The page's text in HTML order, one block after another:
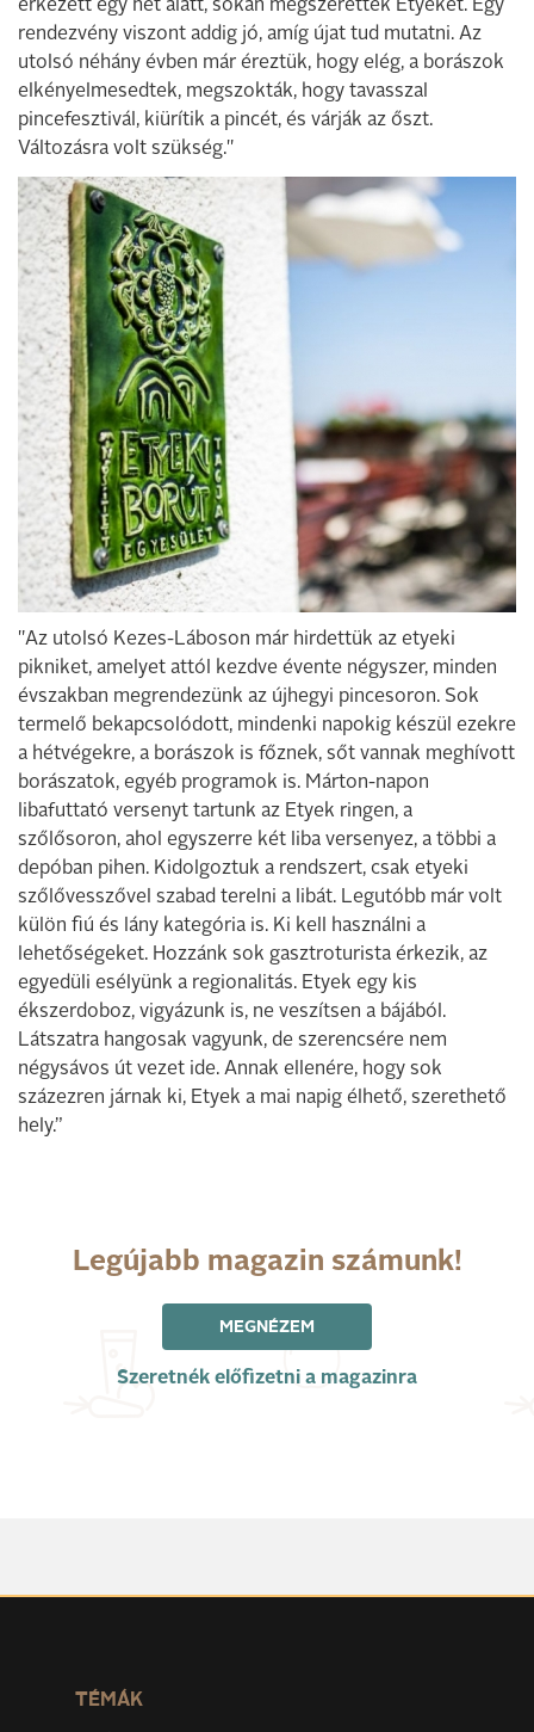
érkezett egy hét alatt, sokan megszerették Etyeket. Egy
rendezvény viszont addig jó, amíg újat tud mutatni. Az
utolsó néhány évben már éreztük, hogy elég, a borászok
elkényelmesedtek, megszokták, hogy tavasszal
pincefesztivál, kiürítik a pincét, és várják az őszt.
Változásra volt szükség."
"Az utolsó Kezes-Láboson már hirdettük az etyeki
pikniket, amelyet attól kezdve évente négyszer, minden
évszakban megrendezünk az újhegyi pincesoron. Sok
termelő bekapcsolódott, mindenki napokig készül ezekre
a hétvégekre, a borászok is főznek, sőt vannak meghívott
borászatok, egyéb programok is. Márton-napon
libafuttató versenyt tartunk az Etyek ringen, a
szőlősoron, ahol egyszerre két liba versenyez, a többi a
depóban pihen. Kidolgoztuk a rendszert, csak etyeki
szőlővesszővel szabad terelni a libát. Legutóbb már volt
külön fiú és lány kategória is. Ki kell használni a
lehetőségeket. Hozzánk sok gasztroturista érkezik, az
egyedüli esélyünk a regionalitás. Etyek egy kis
ékszerdoboz, vigyázunk is, ne veszítsen a bájából.
Látszatra hangosak vagyunk, de szerencsére nem
négysávos út vezet ide. Annak ellenére, hogy sok
százezren járnak ki, Etyek a mai napig élhető, szerethető
hely.”
Legújabb magazin számunk!
MEGNÉZEM
Szeretnék előfizetni a magazinra
TÉMÁK